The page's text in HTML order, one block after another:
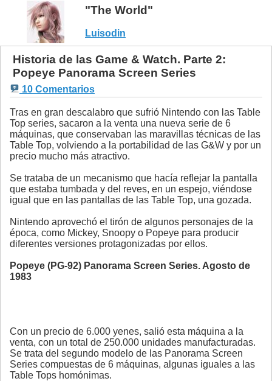
"The World"
Luisodin
Historia de las Game & Watch. Parte 2:
Popeye Panorama Screen Series
10 Comentarios
Tras en gran descalabro que sufrió Nintendo con las Table
Top series, sacaron a la venta una nueva serie de 6
máquinas, que conservaban las maravillas técnicas de las
Table Top, volviendo a la portabilidad de las G&W y por un
precio mucho más atractivo.
Se trataba de un mecanismo que hacía reflejar la pantalla
que estaba tumbada y del reves, en un espejo, viéndose
igual que en las pantallas de las Table Top, una gozada.
Nintendo aprovechó el tirón de algunos personajes de la
época, como Mickey, Snoopy o Popeye para producir
diferentes versiones protagonizadas por ellos.
Popeye (PG-92) Panorama Screen Series. Agosto de
1983
Con un precio de 6.000 yenes, salió esta máquina a la
venta, con un total de 250.000 unidades manufacturadas.
Se trata del segundo modelo de las Panorama Screen
Series compuestas de 6 máquinas, algunas iguales a las
Table Tops homónimas.